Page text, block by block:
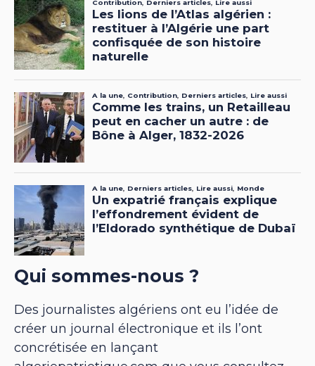
Qui sommes-nous ?
Des journalistes algériens ont eu l’idée de
créer un journal électronique et ils l’ont
concrétisée en lançant